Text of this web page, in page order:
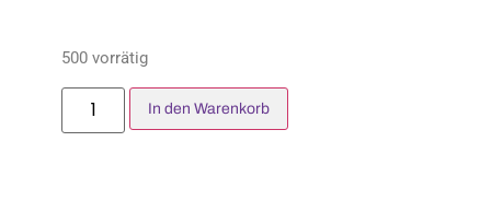
500 vorrätig
In den Warenkorb